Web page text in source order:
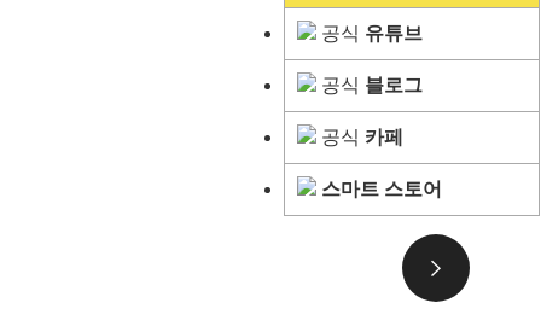
공식 유튜브
공식 블로그
공식 카페
스마트 스토어